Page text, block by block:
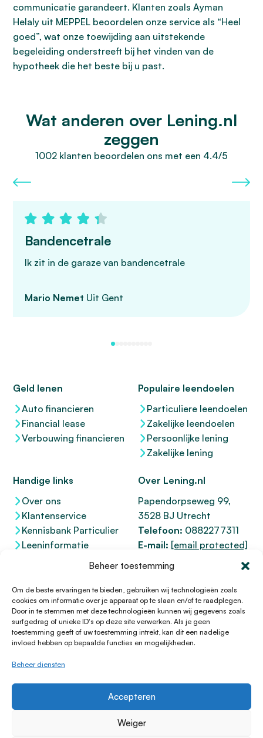
Beheer toestemming
Om de beste ervaringen te bieden, gebruiken wij technologieën zoals
cookies om informatie over je apparaat op te slaan en/of te raadplegen.
Door in te stemmen met deze technologieën kunnen wij gegevens zoals
surfgedrag of unieke ID's op deze site verwerken. Als je geen
toestemming geeft of uw toestemming intrekt, kan dit een nadelige
invloed hebben op bepaalde functies en mogelijkheden.
Beheer diensten
Accepteren
Weiger
communicatie garandeert. Klanten zoals Ayman
Helaly uit MEPPEL beoordelen onze service als “Heel
goed”, wat onze toewijding aan uitstekende
begeleiding onderstreeft bij het vinden van de
hypotheek die het beste bij u past.
Wat anderen over Lening.nl
zeggen
1002 klanten beoordelen ons met een 4.4/5
Bandencetrale
Ik zit in de garaze van bandencetrale
Mario Nemet Uit Gent
Geld lenen
Auto financieren
Financial lease
Verbouwing financieren
Populaire leendoelen
Particuliere leendoelen
Zakelijke leendoelen
Persoonlijke lening
Zakelijke lening
Handige links
Over ons
Klantenservice
Kennisbank Particulier
Leeninformatie
Over Lening.nl
Papendorpseweg 99,
3528 BJ Utrecht
Telefoon: 0882277311
E-mail: [email protected]
KvK 76100200
12047091
Kifid 300.017942
© 1996 - 2026 Lening.nl
Privacy Policy
HTML Sitemap